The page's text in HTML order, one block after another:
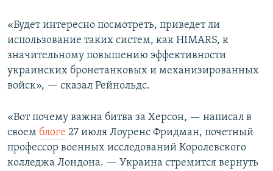
«Будет интересно посмотреть, приведет ли
использование таких систем, как HIMARS, к
значительному повышению эффективности
украинских бронетанковых и механизированных
войск», — сказал Рейнольдс.
«Вот почему важна битва за Херсон, — написал в
своем блоге 27 июля Лоуренс Фридман, почетный
профессор военных исследований Королевского
колледжа Лондона. — Украина стремится вернуть